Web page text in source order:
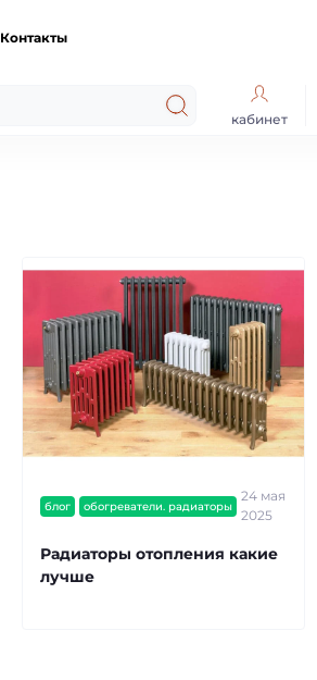
Контакты
кабинет
блог обогреватели. радиаторы
24 мая
2025
Радиаторы отопления какие
лучше